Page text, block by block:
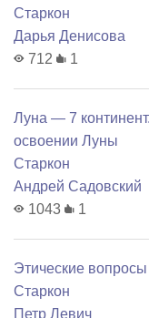
Старкон
Дарья Денисова
712
1
Луна — 7
освоении Луны
Старкон
Андрей Садовский
1043
1
Этические
Старкон
Петр Левич